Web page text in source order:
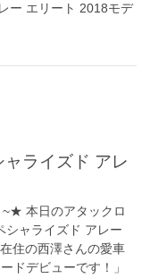
ー エリート 2018モデ
~★ 本日のアタックロ
シャライズド アレー
住の西澤さんの愛車
ドデビューです！」